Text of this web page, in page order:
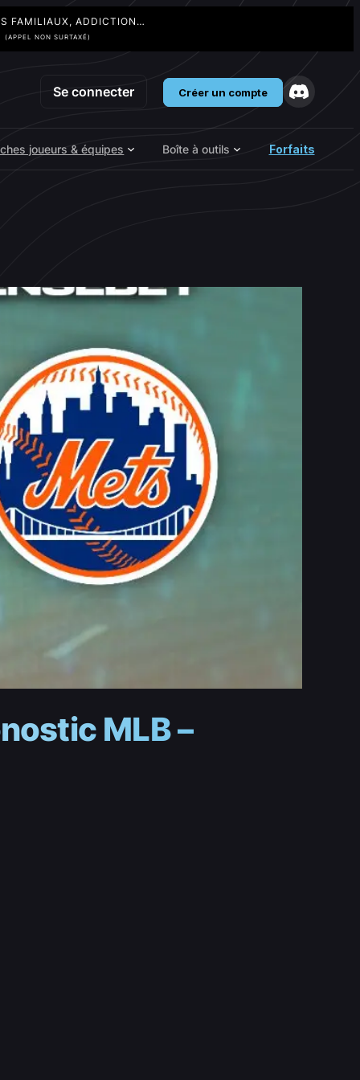
FAMILIAUX, ADDICTION…
(APPEL NON SURTAXÉ)
Se connecter Créer un compte
joueurs & équipes Boîte à outils Forfaits
MLB –